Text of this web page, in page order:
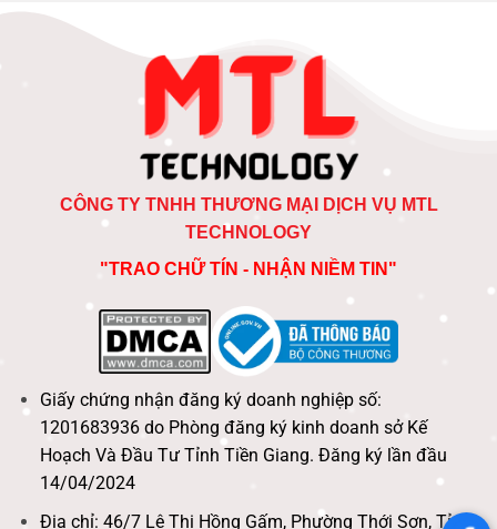
CÔNG TY TNHH THƯƠNG MẠI DỊCH VỤ MTL
TECHNOLOGY
"TRAO CHỮ TÍN - NHẬN NIỀM TIN"
Giấy chứng nhận đăng ký doanh nghiệp số:
1201683936 do Phòng đăng ký kinh doanh sở Kế
Hoạch Và Đầu Tư Tỉnh Tiền Giang. Đăng ký lần đầu
14/04/2024
Địa chỉ: 46/7 Lê Thị Hồng Gấm, Phường Thới Sơn, Tỉnh